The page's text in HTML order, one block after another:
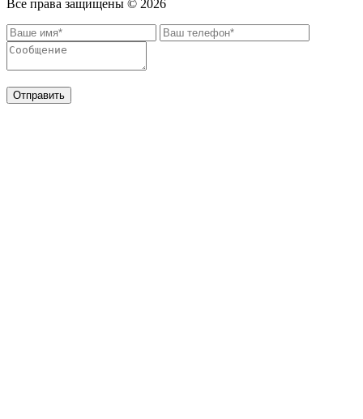
Все права защищены © 2026